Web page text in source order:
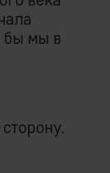
бы мы в